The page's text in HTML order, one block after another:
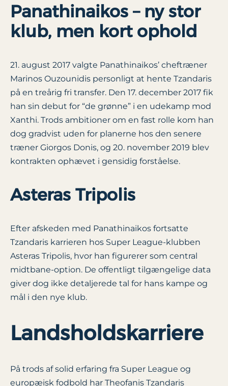
Panathinaikos – ny stor
klub, men kort ophold
21. august 2017 valgte Panathinaikos’ cheftræner
Marinos Ouzounidis personligt at hente Tzandaris
på en treårig fri transfer. Den 17. december 2017 fik
han sin debut for “de grønne” i en udekamp mod
Xanthi. Trods ambitioner om en fast rolle kom han
dog gradvist uden for planerne hos den senere
træner Giorgos Donis, og 20. november 2019 blev
kontrakten ophævet i gensidig forståelse.
Asteras Tripolis
Efter afskeden med Panathinaikos fortsatte
Tzandaris karrieren hos Super League-klubben
Asteras Tripolis, hvor han figurerer som central
midtbane-option. De offentligt tilgængelige data
giver dog ikke detaljerede tal for hans kampe og
mål i den nye klub.
Landsholdskarriere
På trods af solid erfaring fra Super League og
europæisk fodbold har Theofanis Tzandaris